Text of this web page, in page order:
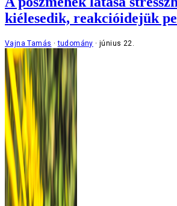
kiélesedik, reakcióidejük
Vajna Tamás tudomány június 22.